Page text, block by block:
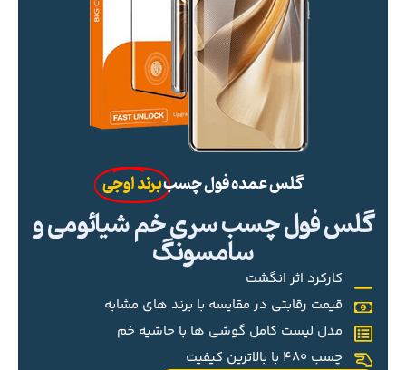
گلس عمده فول چسببرند اوجی
گلس فول چسب سری خم شیائومی و
سامسونگ
کارکرد اثر انگشت
قیمت رقابتی در مقایسه با برند های مشابه
مدل لیست کامل گوشی ها با حاشیه خم
چسب 480 با بالاترین کیفیت